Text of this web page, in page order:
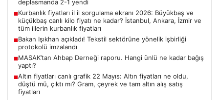
deplasmanda 2-1 yendi
■Kurbanlık fiyatları il il sorgulama ekranı 2026: Büyükbaş ve
küçükbaş canlı kilo fiyatı ne kadar? İstanbul, Ankara, İzmir ve
tüm illerin kurbanlık fiyatları
■Bakan Işıkhan açıkladı! Tekstil sektörüne yönelik işbirliği
protokolü imzalandı
■MASAK’tan Ahbap Derneği raporu. Hangi ünlü ne kadar bağış
yaptı?
■Altın fiyatları canlı grafik 22 Mayıs: Altın fiyatları ne oldu,
düştü mü, çıktı mı? Gram, çeyrek ve tam altın alış satış
fiyatları